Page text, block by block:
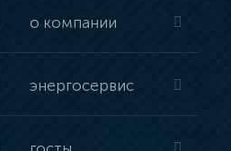
о компании
энергосервис